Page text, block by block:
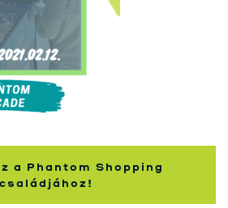
Kapcsolat
Tréning
Próbavásárlóknak
a Phantom Shopping
családjához!